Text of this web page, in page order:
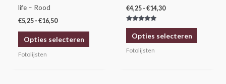
life – Rood
€5,25 - €16,50
Opties selecteren
de
productpagina
Fotolijsten
€4,25 - €14,30
Gewaardeerd
5.00
uit 5Opties selecteren
de
Fotolijsten